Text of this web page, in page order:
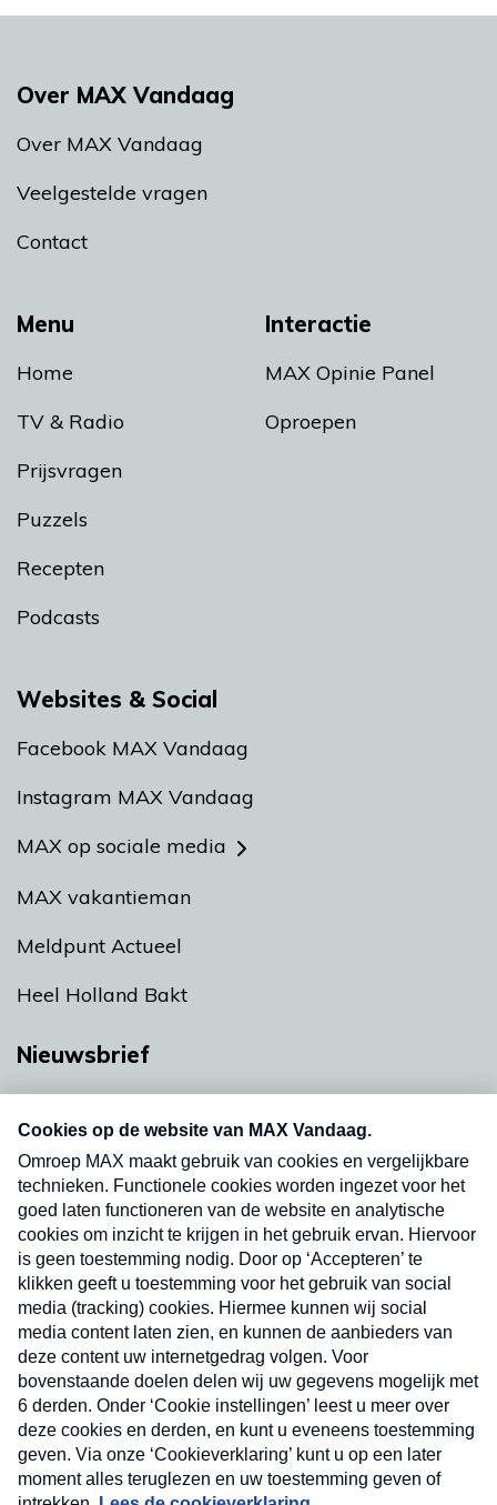
Menu
Home
TV & Radio
Prijsvragen
Puzzels
Recepten
Podcasts
Interactie
MAX Opinie Panel
Oproepen
Over MAX Vandaag
Over MAX Vandaag
Veelgestelde vragen
Contact
Websites & Social
Facebook MAX Vandaag
Instagram MAX Vandaag
MAX op sociale media
MAX vakantieman
Meldpunt Actueel
Heel Holland Bakt
Nieuwsbrief
nieuwsbrief. Elke vrijdag- en dinsdagochtend in
uw mailbox.
Verzend
Nieuwsbrief
Neem hier een gratis abonnement op onze
nieuwsbrief. Elke vrijdag- en dinsdagochtend in uw